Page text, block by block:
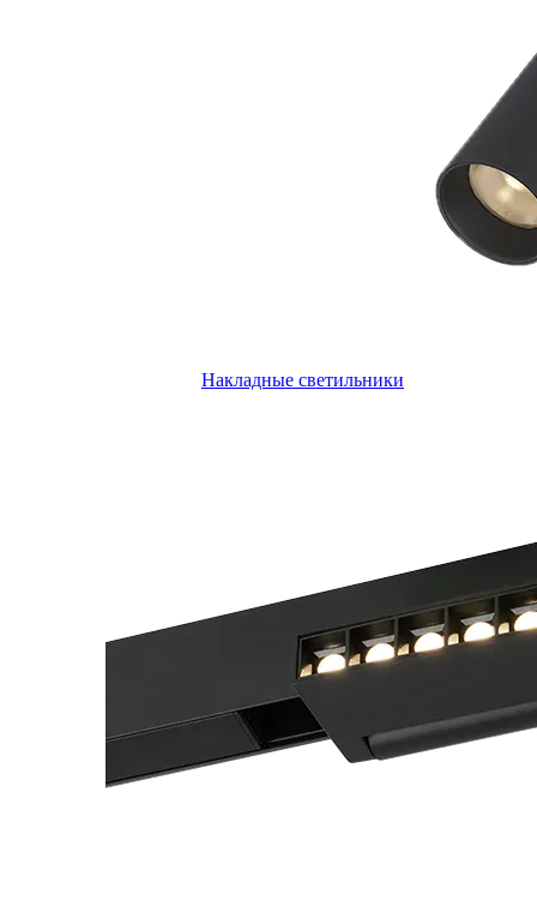
Накладные светильники